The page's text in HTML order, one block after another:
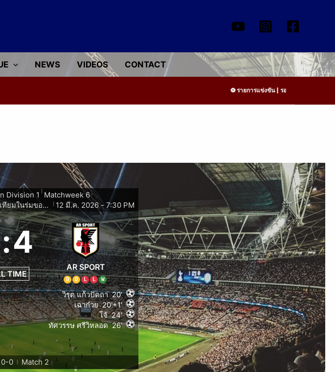
NEWS VIDEOS CONTACT
รายการแข่งขัน | รอระบุวันแข่งขัน | รอข้
Division 1
Matchweek 6
Major Arena Stadium สนามบอลหญ้าเทียมในร่มขอนแก่น
12 มี.ค. 2026 - 7:30 PM
:4
TIME
AR SPORT
D D L L W
วิรุต แก้วปัดถา 20'
เฉาก๋วย 20'+1'
โจ้ 24'
ทัศวรรษ ศรีวิหลอด 26'
0-0 Match 2